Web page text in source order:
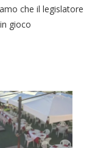
che il legislatore
gioco